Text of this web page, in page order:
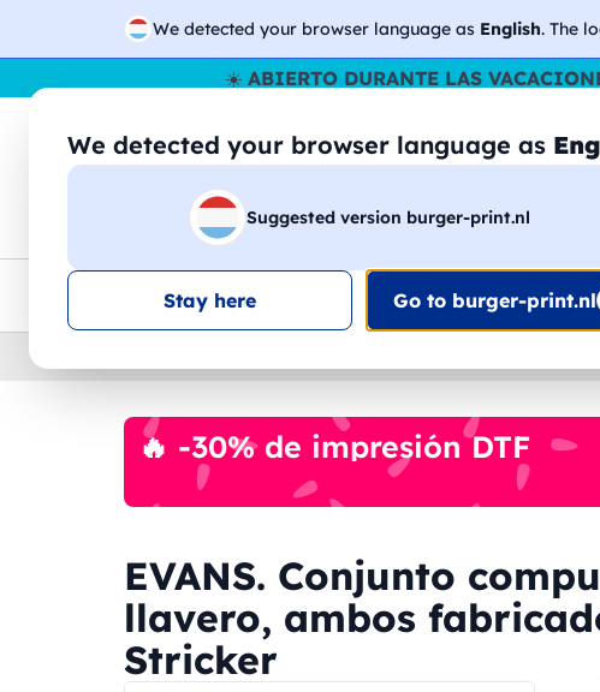
We detected your browser language as English. The
We detected your browser language as
Suggested version burger-print.nl
Stay here Go to burger-print.nl
☀️ ABIERTO DURANTE LAS
🔎 Buscar entre los
Camisetas Sudaderas Hombre
Envio en toda la UE Descuento por volumenAtencion
🔥 -30% de impresión DTF
EVANS. Conjunto
llavero, ambos
Stricker